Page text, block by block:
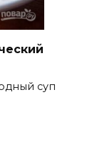
суп